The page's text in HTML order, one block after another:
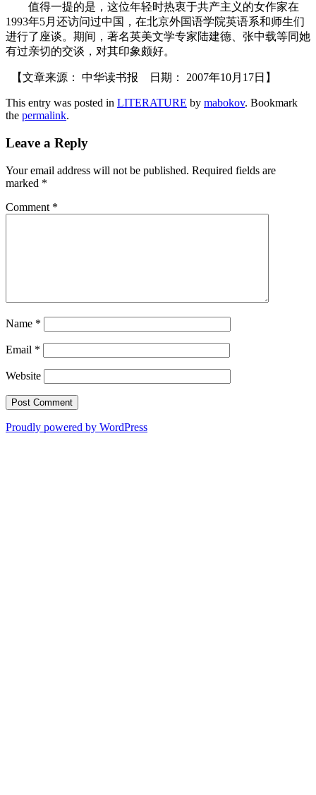
值得一提的是，这位年轻时热衷于共产主义的女作家在
1993年5月还访问过中国，在北京外国语学院英语系和师生们
进行了座谈。期间，著名英美文学专家陆建德、张中载等同她
有过亲切的交谈，对其印象颇好。
【文章来源： 中华读书报 日期： 2007年10月17日】
This entry was posted in LITERATURE by mabokov. Bookmark
the permalink.
Leave a Reply
Your email address will not be published. Required fields are
marked *
Comment *
Name *
Email *
Website
Proudly powered by WordPress